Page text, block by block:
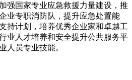
强国家专业应急救援力量建设，推
业专职消防队，提升应急处置能
持计划，培养优秀企业家和卓越工
业人才培养和安全提升公共服务平
人员专业技能。